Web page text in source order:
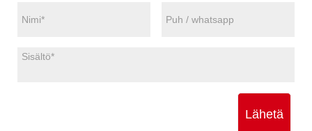
Lähetä